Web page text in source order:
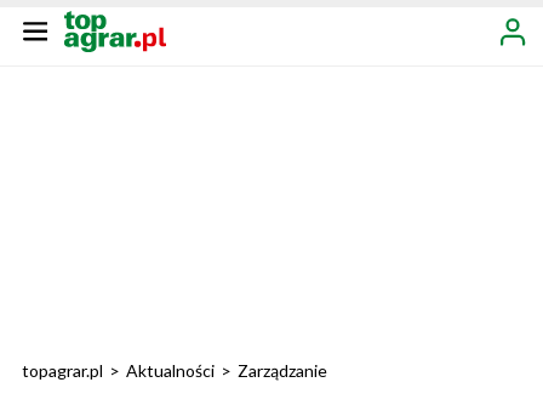
topagrar.pl > Aktualności > Zarządzanie